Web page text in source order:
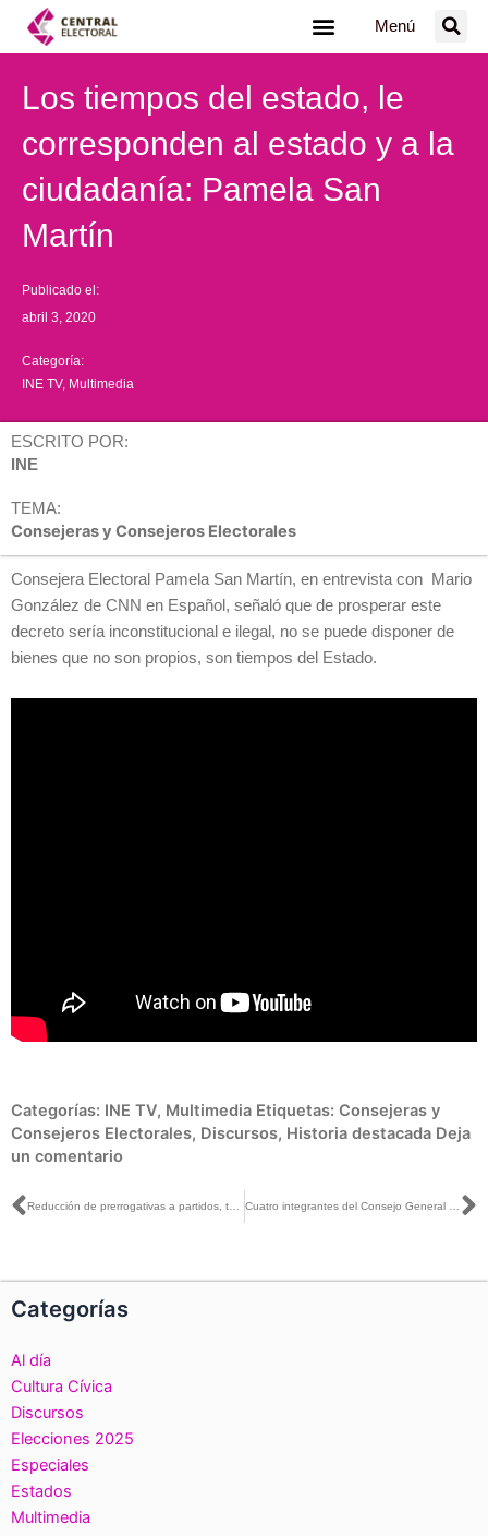
Menú
Los tiempos del estado, le
corresponden al estado y a la
ciudadanía: Pamela San
Martín
Publicado el:
abril 3, 2020
Categoría:
INE TV, Multimedia
ESCRITO POR:
INE
TEMA:
Consejeras y Consejeros Electorales
Consejera Electoral Pamela San Martín, en entrevista con Mario
González de CNN en Español, señaló que de prosperar este
decreto sería inconstitucional e ilegal, no se puede disponer de
bienes que no son propios, son tiempos del Estado.
Categorías: INE TV, Multimedia Etiquetas: Consejeras y
Consejeros Electorales, Discursos, Historia destacada Deja
un comentario
Ant
Categorías
Al día
Cultura Cívica
Discursos
Elecciones 2025
Especiales
Estados
Multimedia